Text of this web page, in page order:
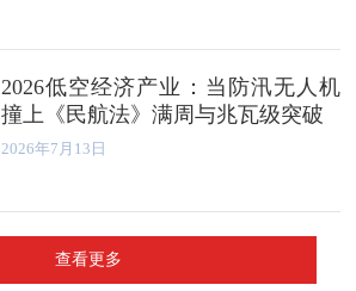
2026低空经济产业：当防汛无人机
撞上《民航法》满周与兆瓦级突破
2026年7月13日
查看更多